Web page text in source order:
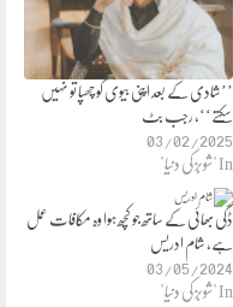
’’شادی کے بعد اپنی بیوی کو چھپا تو نہیں
سکتے‘‘، رجب بٹ
03/02/2025
In "شوبز کی دنیا"
ڈکی بھائی کے ساتھ جو کچھ ہوا وہ مکافات عمل
ہے، شام ادریس
03/05/2024
In "شوبز کی دنیا"